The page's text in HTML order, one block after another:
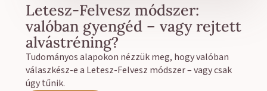
Letesz-Felvesz módszer:
valóban gyengéd – vagy rejtett
alvástréning?
Tudományos alapokon nézzük meg, hogy valóban
válaszkész-e a Letesz-Felvesz módszer – vagy csak
úgy tűnik.